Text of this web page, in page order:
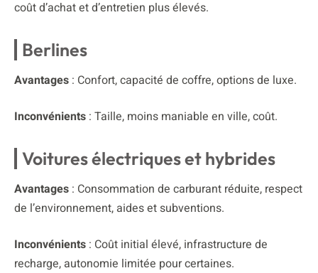
coût d’achat et d’entretien plus élevés.
Berlines
Avantages : Confort, capacité de coffre, options de luxe.
Inconvénients : Taille, moins maniable en ville, coût.
Voitures électriques et hybrides
Avantages : Consommation de carburant réduite, respect
de l’environnement, aides et subventions.
Inconvénients : Coût initial élevé, infrastructure de
recharge, autonomie limitée pour certaines.